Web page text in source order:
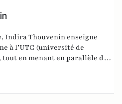
Thouvenin enseigne
à l’UTC (université de
tout en menant en parallèle des
UMR CNRS Heudiasyc.
(Association française de